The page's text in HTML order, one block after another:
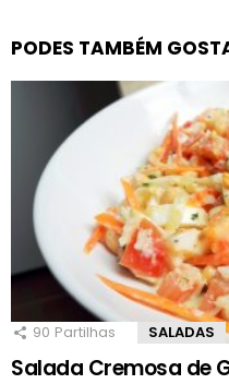
PODES TAMBÉM
90 Partilhas SALADAS
Salada Cremosa de